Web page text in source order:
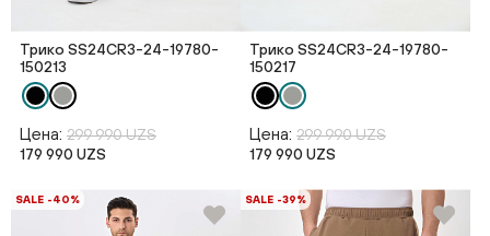
Трико SS24CR3-24-19780-
150213
Цена: 299 990 UZS
179 990 UZS
Трико SS24CR3-24-19780-
150217
Цена: 299 990 UZS
179 990 UZS
SALE -40% SALE -39%